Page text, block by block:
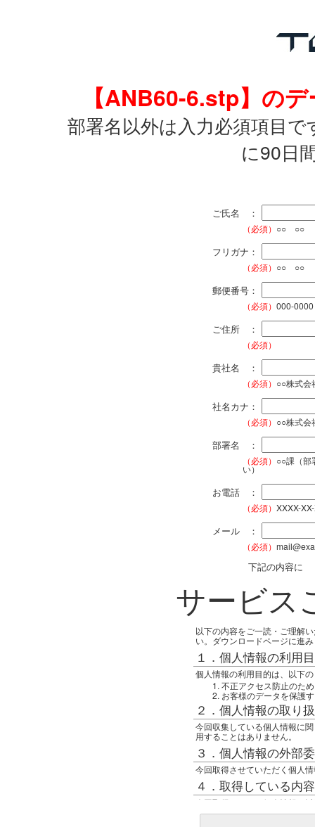
【ANB60-6.stp】の
部署名以外は入力必須項目
に90日
ご氏名 ：
（必須） ○○ ○○
フリガナ：
（必須） ○○ ○○
郵便番号：
（必須） 000-0000
ご住所 ：
（必須）
貴社名 ：
（必須） ○○株式会
社名カナ：
（必須） ○○株式会
部署名 ：
（必須） ○○課（部
い）
お電話 ：
（必須） XXXX-
メール ：
（必須）
下記の内容に
サービス
以下の内容をご一読・ご理解
い。ダウンロードページに進
１．個人情報の利用
個人情報の利用目的は、以下
不正アクセス防止のため
お客様のデータを保護
２．個人情報の取り
今回収集している個人情報に
用することはありません。
３．個人情報の外部
今回取得させていただく個人
４．取得している内
今回取得している個人情報は
任意の名前